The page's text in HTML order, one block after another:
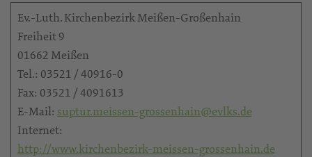
i
Ev.-Luth. Kirchenbezirk Meißen-Großenhain
Freiheit 9
01662 Meißen
Tel.: 03521 / 40916-0
Fax: 03521 / 4091613
E-Mail: suptur.meissen-grossenhain@evlks.de
Internet:
http://www.kirchenbezirk-meissen-grossenhain.de